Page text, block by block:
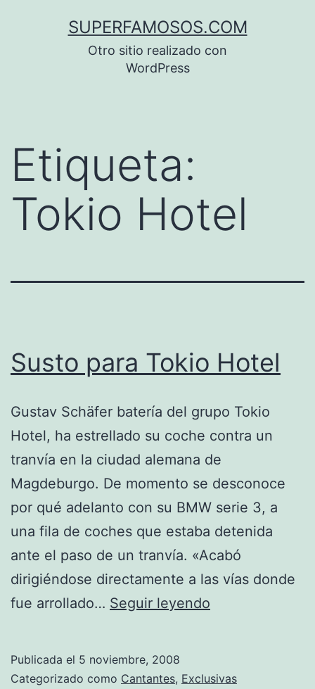
SUPERFAMOSOS.COM
Otro sitio realizado con
WordPress
Etiqueta:
Tokio Hotel
Susto para Tokio Hotel
Gustav Schäfer batería del grupo Tokio
Hotel, ha estrellado su coche contra un
tranvía en la ciudad alemana de
Magdeburgo. De momento se desconoce
por qué adelanto con su BMW serie 3, a
una fila de coches que estaba detenida
ante el paso de un tranvía. «Acabó
dirigiéndose directamente a las vías donde
fue arrollado… Seguir leyendo
Hotel
Publicada el 5 noviembre, 2008
Categorizado como Cantantes, Exclusivas